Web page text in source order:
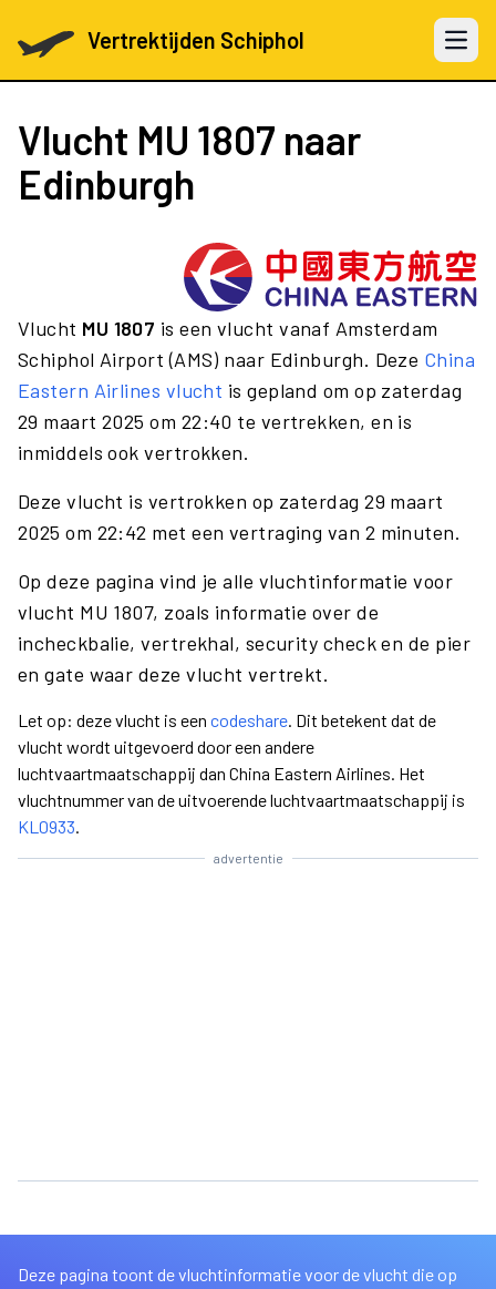
Vertrektijden Schiphol Open
Vlucht MU 1807 naar
Edinburgh
Vlucht MU 1807 is een vlucht vanaf Amsterdam
Schiphol Airport (AMS) naar Edinburgh. Deze China
Eastern Airlines vlucht is gepland om op zaterdag
29 maart 2025 om 22:40 te vertrekken, en is
inmiddels ook vertrokken.
Deze vlucht is vertrokken op zaterdag 29 maart
2025 om 22:42 met een vertraging van 2 minuten.
Op deze pagina vind je alle vluchtinformatie voor
vlucht MU 1807, zoals informatie over de
incheckbalie, vertrekhal, security check en de pier
en gate waar deze vlucht vertrekt.
Let op: deze vlucht is een codeshare. Dit betekent dat de
vlucht wordt uitgevoerd door een andere
luchtvaartmaatschappij dan China Eastern Airlines. Het
vluchtnummer van de uitvoerende luchtvaartmaatschappij is
KL0933.
advertentie
Deze pagina toont de vluchtinformatie voor de vlucht die op